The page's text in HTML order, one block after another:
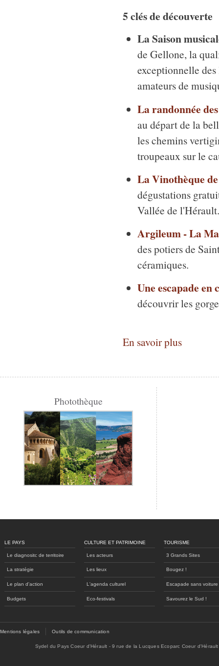
5 clés de découverte
La Saison
de Gellone, la
exceptionnelle
amateurs de
La randonnée
au départ de la
les chemins
troupeaux sur le
La Vinothèque
dégustations
Vallée de
Argileum - La
des potiers de
céramiques.
Une escapade en
découvrir les
En savoir plus
Photothèque
LE PAYS
Le diagnositc de territoire
La stratégie
Le plan d'action
Budgets
CULTURE ET PATRIMOINE
Les acteurs
Les lieux
L'agenda culturel
Eco-festivals
TOURISME
3 Grands Sites
Bougez !
Escapade sans voiture
Savourez le Sud !
Mentions légales Outils de communication
Sydel du Pays Coeur d'Hérault - 9 rue de la Lucques Ecoparc Coeur